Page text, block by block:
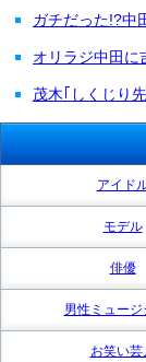
ガチだった!?中
オリラジ中田に
茂木｢しくじり
アイド
モデル
俳優
男性ミュージ
お笑い芸